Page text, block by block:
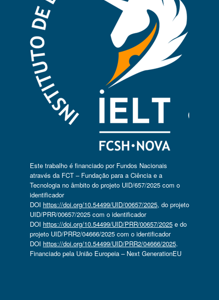
Este trabalho é financiado por Fundos Nacionais
através da FCT – Fundação para a Ciência e a
Tecnologia no âmbito do projeto UID/657/2025 com o
identificador
DOI https://doi.org/10.54499/UID/00657/2025, do projeto
UID/PRR/00657/2025 com o identificador
DOI https://doi.org/10.54499/UID/PRR/00657/2025e do
projeto UID/PRR2/04666/2025 com o identificador
DOI https://doi.org/10.54499/UID/PRR2/04666/2025.
Financiado pela União Europeia – Next GenerationEU